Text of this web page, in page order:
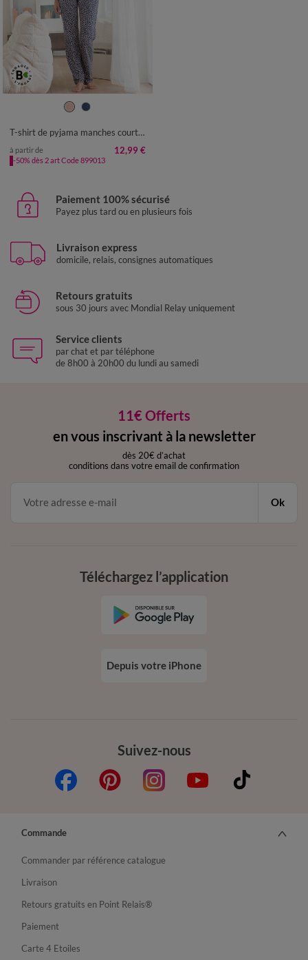
38/40 42/44
T-shirt de pyjama manches courtes imprimé "fleurs"
à partir de 12,99 €
-50% dès 2 art Code 899013
Paiement 100% sécurisé
Payez plus tard ou en plusieurs fois
Livraison express
domicile, relais, consignes automatiques
Retours gratuits
sous 30 jours avec Mondial Relay uniquement
Service clients
par chat et par téléphone
de 8h00 à 20h00 du lundi au samedi
11€ Offerts
en vous inscrivant à la newsletter
dès 20€ d’achat
conditions dans votre email de confirmation
Ok
Suivez-nous
Téléchargez l’application
Depuis votre iPhone
Commande
Commander par référence catalogue
Livraison
Retours gratuits en Point Relais®
Paiement
Carte 4 Etoiles